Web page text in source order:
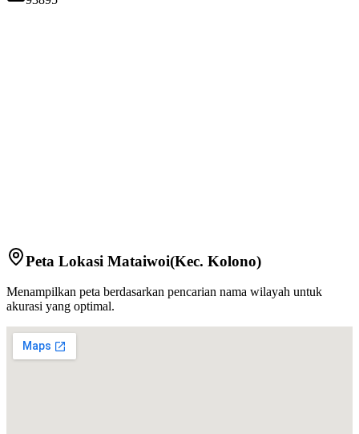
Peta Lokasi Mataiwoi(Kec. Kolono)
Menampilkan peta berdasarkan pencarian nama wilayah untuk
akurasi yang optimal.